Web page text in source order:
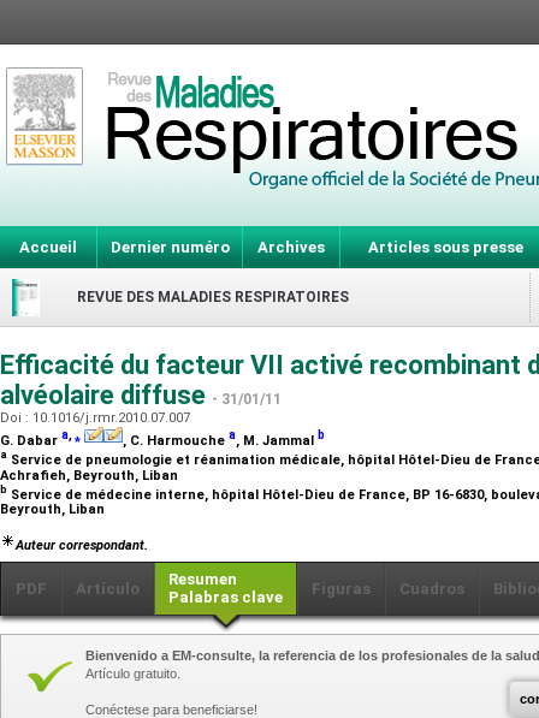
Accueil Dernier numéro Archives Articles sous presse
REVUE DES MALADIES RESPIRATOIRES
Efficacité du facteur VII activé recombinant
alvéolaire diffuse - 31/01/11
Doi : 10.1016/j.rmr.2010.07.007
G. Dabar a,⁎ , C. Harmouche a, M. Jammal b
a Service de pneumologie et réanimation médicale, hôpital Hôtel-Dieu de
Achrafieh, Beyrouth, Liban
b Service de médecine interne, hôpital Hôtel-Dieu de France, BP 16-6830,
Beyrouth, Liban
Auteur correspondant.
PDF Artículo
Resumen
Palabras clave
Figuras Cuadros
Bienvenido a EM-consulte, la referencia de los profesionales de la
Artículo gratuito.
Conéctese para beneficiarse!